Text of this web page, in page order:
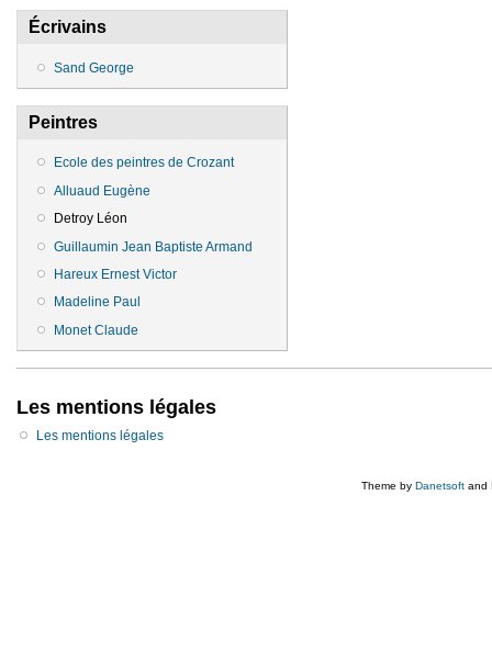
Écrivains
Sand George
Peintres
Ecole des peintres de Crozant
Alluaud Eugène
Detroy Léon
Guillaumin Jean Baptiste Armand
Hareux Ernest Victor
Madeline Paul
Monet Claude
Les mentions légales
Les mentions légales
Theme by Danetsoft and